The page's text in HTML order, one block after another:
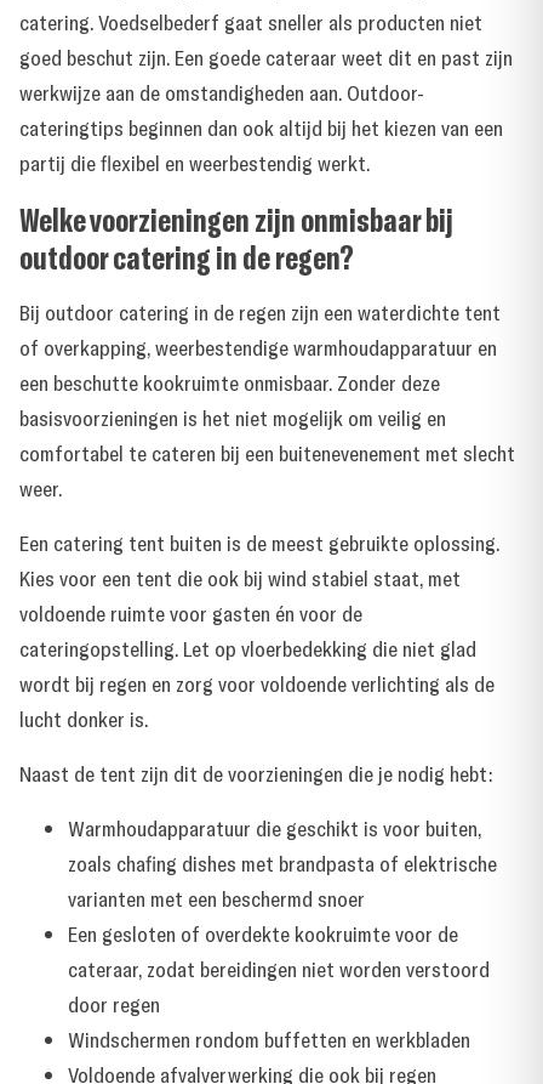
catering. Voedselbederf gaat sneller als producten niet
goed beschut zijn. Een goede cateraar weet dit en past zijn
werkwijze aan de omstandigheden aan. Outdoor-
cateringtips beginnen dan ook altijd bij het kiezen van een
partij die flexibel en weerbestendig werkt.
Welke voorzieningen zijn onmisbaar bij
outdoor catering in de regen?
Bij outdoor catering in de regen zijn een waterdichte tent
of overkapping, weerbestendige warmhoudapparatuur en
een beschutte kookruimte onmisbaar. Zonder deze
basisvoorzieningen is het niet mogelijk om veilig en
comfortabel te cateren bij een buitenevenement met slecht
weer.
Een catering tent buiten is de meest gebruikte oplossing.
Kies voor een tent die ook bij wind stabiel staat, met
voldoende ruimte voor gasten én voor de
cateringopstelling. Let op vloerbedekking die niet glad
wordt bij regen en zorg voor voldoende verlichting als de
lucht donker is.
Naast de tent zijn dit de voorzieningen die je nodig hebt:
Warmhoudapparatuur die geschikt is voor buiten,
zoals chafing dishes met brandpasta of elektrische
varianten met een beschermd snoer
Een gesloten of overdekte kookruimte voor de
cateraar, zodat bereidingen niet worden verstoord
door regen
Windschermen rondom buffetten en werkbladen
Voldoende afvalverwerking die ook bij regen